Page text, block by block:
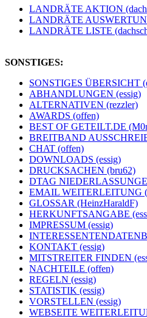
LANDRÄTE AKTION
LANDRÄTE
LANDRÄTE LISTE
SONSTIGES:
SONSTIGES ÜBERSICHT
ABHANDLUNGEN (essig)
ALTERNATIVEN (rezzler)
AWARDS (offen)
BEST OF GETEILT.DE
BREITBAND
CHAT (offen)
DOWNLOADS (essig)
DRUCKSACHEN (bru62)
DTAG
EMAIL WEITERLEITUNG
GLOSSAR (HeinzHaraldF)
HERKUNFTSANGABE
IMPRESSUM (essig)
KONTAKT (essig)
MITSTREITER FINDEN
NACHTEILE (offen)
REGELN (essig)
STATISTIK (essig)
VORSTELLEN (essig)
WEBSEITE